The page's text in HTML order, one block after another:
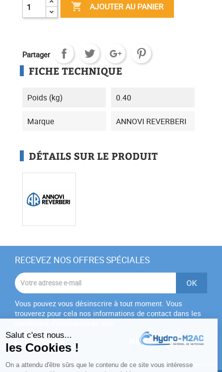
 AJOUTER AU PANIER
Partager
FICHE TECHNIQUE
Poids (kg) 0.40
Marque ANNOVI REVERBERI
DÉTAILS SUR LE PRODUIT
RECEVEZ NOS OFFRES SPÉCIALES
Vous pouvez vous désinscrire à tout moment. Vous
trouverez pour cela nos informations de contact dans les
J'accepte lesconditions générales et lapolitique de
confidentialité